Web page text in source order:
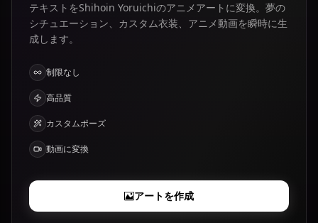
テキストをShihoin Yoruichiのアニメアートに変換。夢の
シチュエーション、カスタム衣装、アニメ動画を瞬時に生
成します。
制限なし
高品質
カスタムポーズ
動画に変換
アートを作成